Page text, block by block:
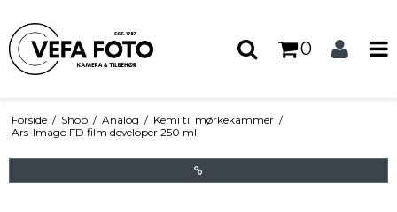
0
Forside / Shop / Analog / Kemi til mørkekammer /
Ars-Imago FD film developer 250 ml